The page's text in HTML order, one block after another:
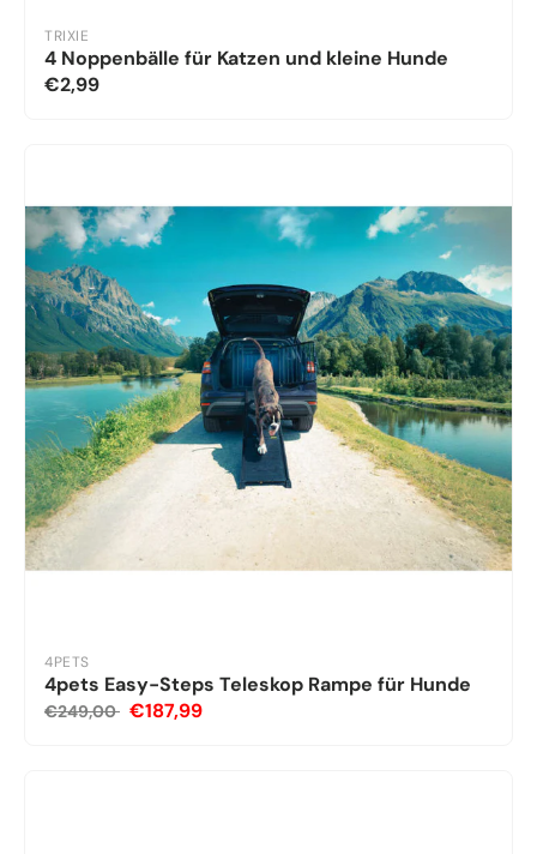
TRIXIE
4 Noppenbälle für Katzen und kleine Hunde
€2,99
4PETS
4pets Easy-Steps Teleskop Rampe für Hunde
€249,00 €187,99